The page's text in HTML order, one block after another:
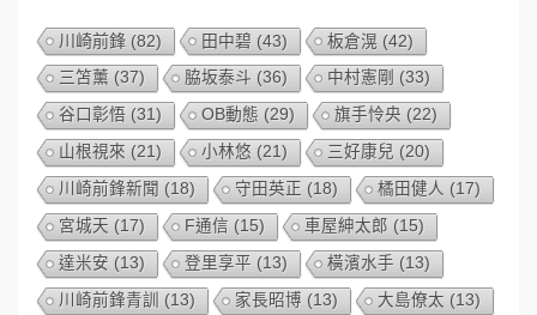
川崎前鋒 (82) 田中碧 (43) 板倉滉 (42)
三笘薰 (37) 脇坂泰斗 (36) 中村憲剛 (33)
谷口彰悟 (31) OB動態 (29) 旗手怜央 (22)
山根視來 (21) 小林悠 (21) 三好康兒 (20)
川崎前鋒新聞 (18) 守田英正 (18) 橘田健人 (17)
宮城天 (17) F通信 (15) 車屋紳太郎 (15)
達米安 (13) 登里享平 (13) 橫濱水手 (13)
川崎前鋒青訓 (13) 家長昭博 (13) 大島僚太 (13)